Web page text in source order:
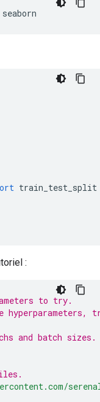
train_test_split
:
to try.
and batch sizes.